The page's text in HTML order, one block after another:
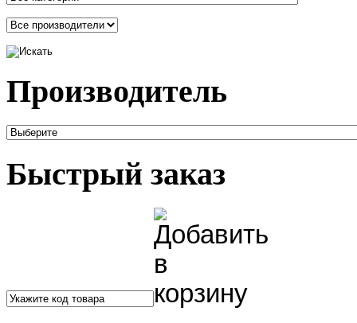
Производитель
Быстрый заказ